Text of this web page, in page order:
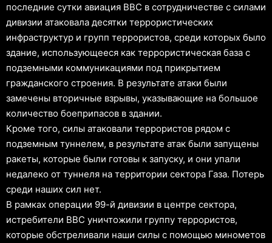
последние сутки авиация ВВС в сотрудничестве с силами
дивизии атаковала десятки террористических
инфраструктур и групп террористов, среди которых было
здание, использующееся как террористическая база с
подземными коммуникациями под прикрытием
гражданского строения. В результате атаки были
замечены вторичные взрывы, указывающие на большое
количество боеприпасов в здании.
Кроме того, силы атаковали террористов рядом с
подземным туннелем, в результате атак были запущены
ракеты, которые были готовы к запуску, и они упали
недалеко от туннеля на территории сектора Газа. Потерь
среди наших сил нет.
В рамках операции 99-й дивизии в центре сектора,
истребители ВВС уничтожили группу террористов,
которые обстреливали наши силы с помощью минометов